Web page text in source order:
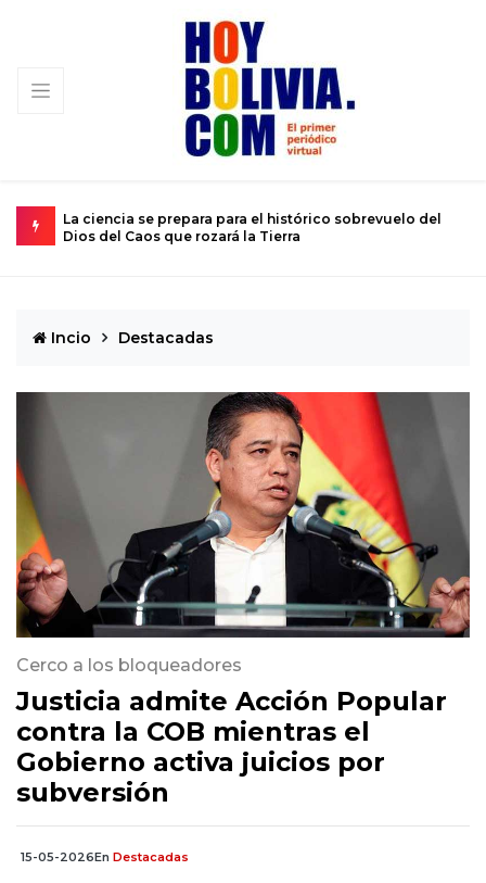
sobrevuelo del
El calvario de un joven atrapado en el
de 12 años
Incio Destacadas
Cerco a los bloqueadores
Justicia admite Acción Popular
contra la COB mientras el
Gobierno activa juicios por
subversión
15-05-2026En Destacadas